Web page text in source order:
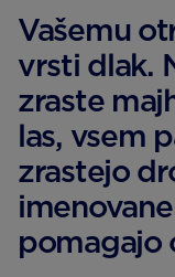
Vašemu
vrsti dlak.
zraste
las, vsem
zrastejo
pomagajo